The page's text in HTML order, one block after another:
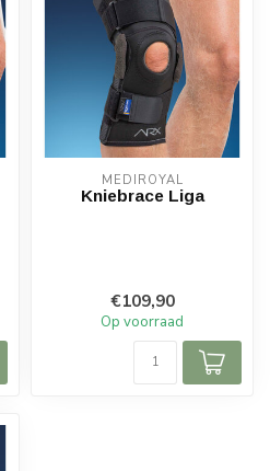
MEDIROYAL
Kniebrace Liga
€109,90
Op voorraad